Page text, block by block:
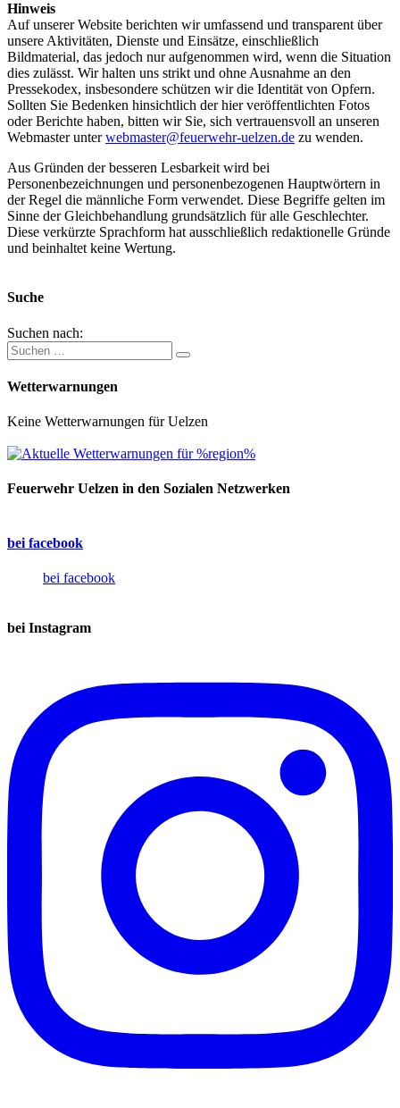
Hinweis
Auf unserer Website berichten wir umfassend und transparent über
unsere Aktivitäten, Dienste und Einsätze, einschließlich
Bildmaterial, das jedoch nur aufgenommen wird, wenn die Situation
dies zulässt. Wir halten uns strikt und ohne Ausnahme an den
Pressekodex, insbesondere schützen wir die Identität von Opfern.
Sollten Sie Bedenken hinsichtlich der hier veröffentlichten Fotos
oder Berichte haben, bitten wir Sie, sich vertrauensvoll an unseren
Webmaster unterwebmaster@feuerwehr-uelzen.de zu wenden.
Aus Gründen der besseren Lesbarkeit wird bei
Personenbezeichnungen und personenbezogenen Hauptwörtern in
der Regel die männliche Form verwendet. Diese Begriffe gelten im
Sinne der Gleichbehandlung grundsätzlich für alle Geschlechter.
Diese verkürzte Sprachform hat ausschließlich redaktionelle Gründe
und beinhaltet keine Wertung.
Suche
Suchen nach:
Wetterwarnungen
Keine Wetterwarnungen für Uelzen
Feuerwehr Uelzen in den Sozialen Netzwerken
bei facebook
bei facebook
bei Instagram